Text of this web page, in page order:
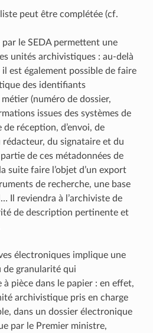
peut être complétée (cf.
le SEDA permettent une
unités archivistiques : au-delà
il est également possible de faire
des identifiants
(numéro de dossier,
issues des systèmes de
réception, d’envoi, de
du signataire et du
de ces métadonnées de
suite faire l’objet d’un export
de recherche, une base
Il reviendra à l’archiviste de
de description pertinente et
électroniques implique une
de granularité qui
pièce dans le papier : en effet,
archivistique pris en charge
dans un dossier électronique
par le Premier ministre,